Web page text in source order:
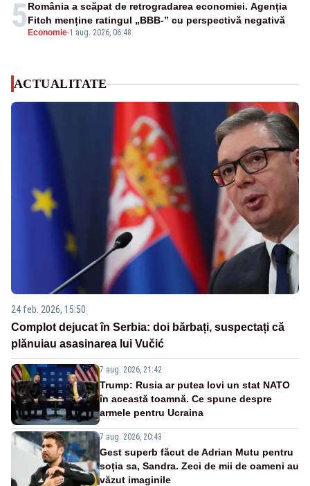
5 Economie-1 aug. 2026, 06:48
România a scăpat de retrogradarea economiei. Agenția
Fitch menține ratingul „BBB-” cu perspectivă negativă
ACTUALITATE
24 feb. 2026, 15:50
Complot dejucat în Serbia: doi bărbați, suspectați că
plănuiau asasinarea lui Vučić
7 aug. 2026, 21:42
Trump: Rusia ar putea lovi un stat NATO
în această toamnă. Ce spune despre
armele pentru Ucraina
7 aug. 2026, 20:43
Gest superb făcut de Adrian Mutu pentru
soția sa, Sandra. Zeci de mii de oameni au
văzut imaginile